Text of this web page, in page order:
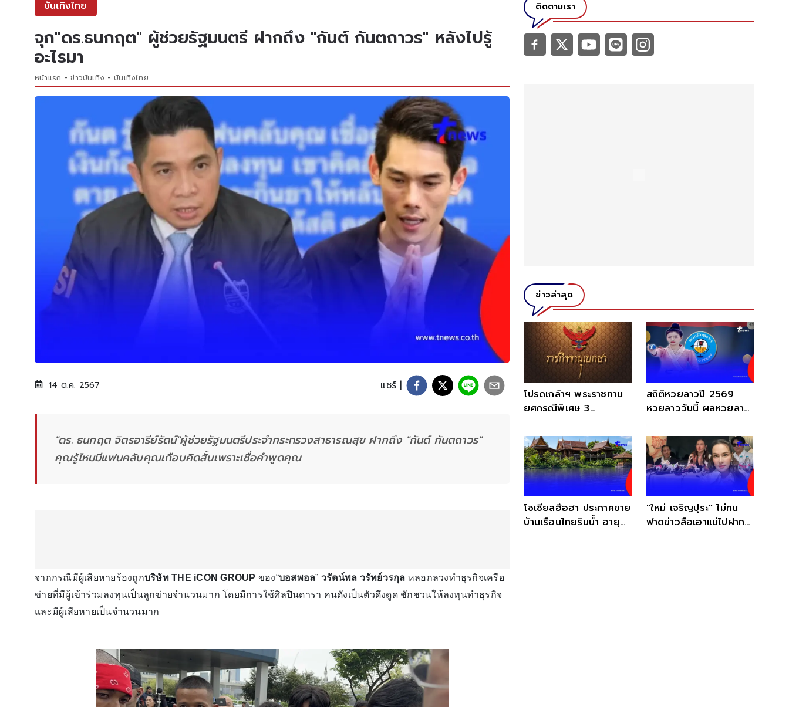
บันเทิงไทย
จุก"ดร.ธนกฤต" ผู้ช่วยรัฐมนตรี ฝากถึง "กันต์ กันตถาวร" หลังไปรู้
อะไรมา
หน้าแรก ข่าวบันเทิง บันเทิงไทย
14 ต.ค. 2567 แชร์ |
"ดร. ธนกฤต จิตรอารีย์รัตน์"ผู้ช่วยรัฐมนตรีประจำกระทรวงสาธารณสุข ฝากถึง "กันต์ กันตถาวร"
คุณรู้ไหมมีแฟนคลับคุณเกือบคิดสั้นเพราะเชื่อคำพูดคุณ
จากกรณีมีผู้เสียหายร้องถูกบริษัท THE iCON GROUP ของ“บอสพอล” วรัตน์พล วรัทย์วรกุล หลอกลวงทำธุรกิจเครือ
ข่ายที่มีผู้เข้าร่วมลงทุนเป็นลูกข่ายจำนวนมาก โดยมีการใช้ศิลปินดารา คนดังเป็นตัวดึงดูด ชักชวนให้ลงทุนทำธุรกิจ
และมีผู้เสียหายเป็นจำนวนมาก
ติดตามเรา
ข่าวล่าสุด
โปรดเกล้าฯ พระราชทาน
ยศกรณีพิเศษ 3
นายกองเอก
สถิติหวยลาวปี 2569
หวยลาววันนี้ ผลหวยลาว
ลาว
โซเชียลฮือฮา ประกาศขาย
บ้านเรือนไทยริมน้ำ อายุ
"ใหม่ เจริญปุระ" ไม่ทน
ฟาดข่าวลือเอาแม่ไปฝาก